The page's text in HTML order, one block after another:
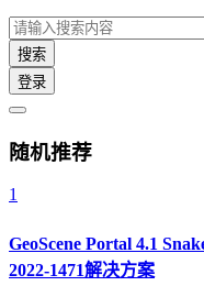
搜索
登录
随机推荐
1
GeoScene Portal 4.1
2022-1471解决方案